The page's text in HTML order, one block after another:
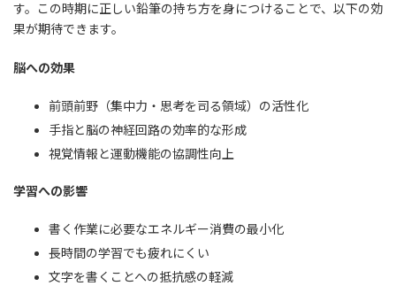
す。この時期に正しい鉛筆の持ち方を身につけることで、以下の効
果が期待できます。
脳への効果
前頭前野（集中力・思考を司る領域）の活性化
手指と脳の神経回路の効率的な形成
視覚情報と運動機能の協調性向上
学習への影響
書く作業に必要なエネルギー消費の最小化
長時間の学習でも疲れにくい
文字を書くことへの抵抗感の軽減